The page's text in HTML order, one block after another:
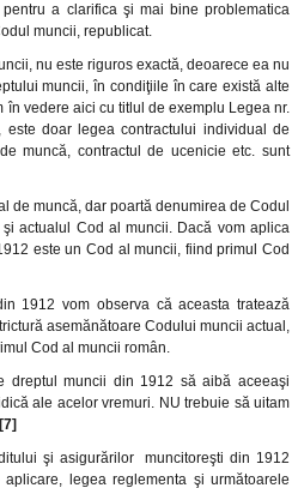
a clarifica şi mai bine problematica
muncii, republicat.
nu este riguros exactă, deoarece ea nu
muncii, în condiţiile în care există alte
vedere aici cu titlul de exemplu Legea nr.
doar legea contractului individual de
muncă, contractul de ucenicie etc. sunt
de muncă, dar poartă denumirea de Codul
actualul Cod al muncii. Dacă vom aplica
este un Cod al muncii, fiind primul Cod
1912 vom observa că aceasta tratează
asemănătoare Codului muncii actual,
Cod al muncii român.
dreptul muncii din 1912 să aibă aceeaşi
ale acelor vremuri. NU trebuie să uitam
[7]
şi asigurărilor muncitoreşti din 1912
legea reglementa şi următoarele